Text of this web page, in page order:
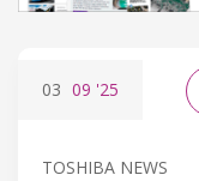
03 09 '25
TOSHIBA NEWS